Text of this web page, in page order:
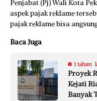
Penjabat (Pj) Wali Kota
aspek pajak reklame
pajak reklame bisa
Baca Juga
1 tahun
Proyek
Kejati
Banyak